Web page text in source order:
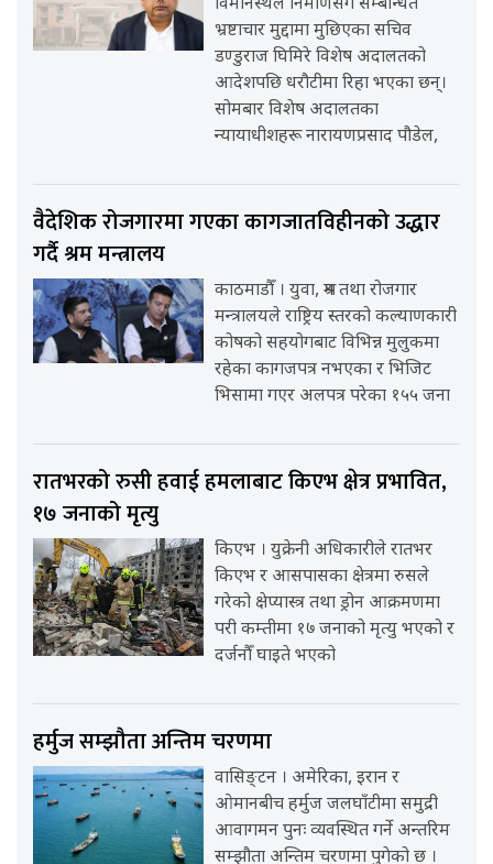
विमानस्थल निर्माणसँग सम्बन्धित
भ्रष्टाचार मुद्दामा मुछिएका सचिव
डण्डुराज घिमिरे विशेष अदालतको
आदेशपछि धरौटीमा रिहा भएका छन्।
सोमबार विशेष अदालतका
न्यायाधीशहरू नारायणप्रसाद पौडेल,
वैदेशिक रोजगारमा गएका कागजातविहीनको उद्धार
गर्दै श्रम मन्त्रालय
काठमाडौँ । युवा, श्रम तथा रोजगार
मन्त्रालयले राष्ट्रिय स्तरको कल्याणकारी
कोषको सहयोगबाट विभिन्न मुलुकमा
रहेका कागजपत्र नभएका र भिजिट
भिसामा गएर अलपत्र परेका १५५ जना
रातभरको रुसी हवाई हमलाबाट किएभ क्षेत्र प्रभावित,
१७ जनाको मृत्यु
किएभ । युक्रेनी अधिकारीले रातभर
किएभ र आसपासका क्षेत्रमा रुसले
गरेको क्षेप्यास्त्र तथा ड्रोन आक्रमणमा
परी कम्तीमा १७ जनाको मृत्यु भएको र
दर्जनौँ घाइते भएको
हर्मुज सम्झौता अन्तिम चरणमा
वासिङ्टन । अमेरिका, इरान र
ओमानबीच हर्मुज जलघाँटीमा समुद्री
आवागमन पुनः व्यवस्थित गर्ने अन्तरिम
सम्झौता अन्तिम चरणमा पुगेको छ ।